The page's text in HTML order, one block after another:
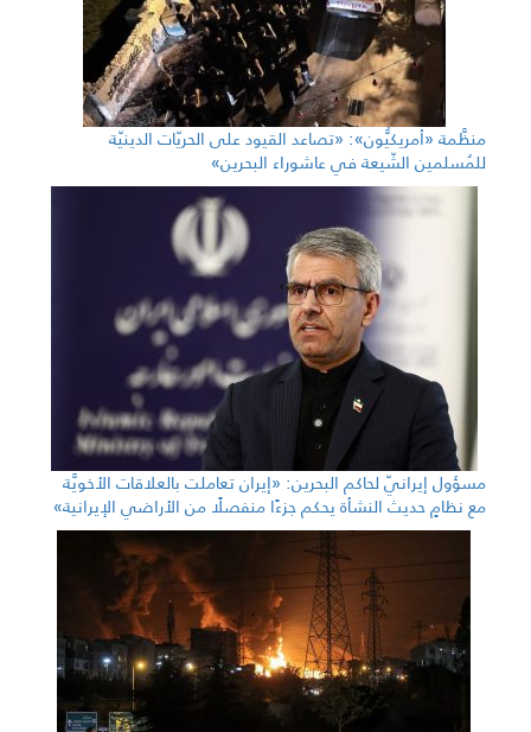
منظَّمة «أمريكيُّون»: «تصاعد القيود على الحريّات الدينيّة
للمُسلمين الشّيعة في عاشوراء البحرين»
مسؤول إيرانيّ لحاكم البحرين: «إيران تعاملت بالعلاقات الأخويَّة
مع نظامٍ حديث النشأة يحكم جزءًا منفصلًا من الأراضي الإيرانية»